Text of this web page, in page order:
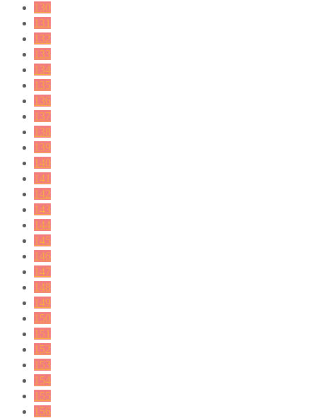
130
131
132
133
134
135
136
137
138
139
140
141
142
143
144
145
146
147
148
149
150
151
152
153
154
155
156